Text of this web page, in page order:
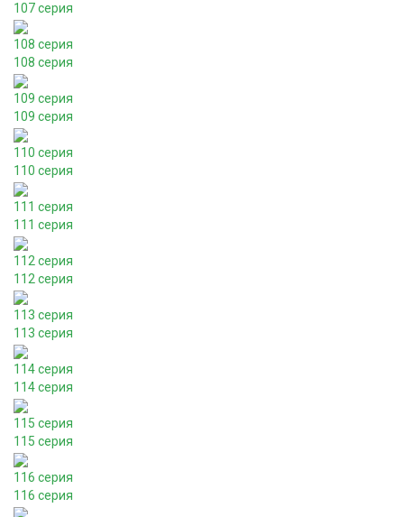
107 серия
108 серия
108 серия
109 серия
109 серия
110 серия
110 серия
111 серия
111 серия
112 серия
112 серия
113 серия
113 серия
114 серия
114 серия
115 серия
115 серия
116 серия
116 серия